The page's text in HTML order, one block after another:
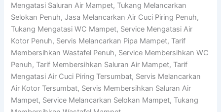
Mengatasi Saluran Air Mampet, Tukang Melancarkan
Selokan Penuh, Jasa Melancarkan Air Cuci Piring Penuh,
Tukang Mengatasi WC Mampet, Service Mengatasi Air
Kotor Penuh, Servis Melancarkan Pipa Mampet, Tarif
Membersihkan Wastafel Penuh, Service Membersihkan WC
Penuh, Tarif Membersihkan Saluran Air Mampet, Tarif
Mengatasi Air Cuci Piring Tersumbat, Servis Melancarkan
Air Kotor Tersumbat, Servis Membersihkan Saluran Air
Mampet, Service Melancarkan Selokan Mampet, Tukang